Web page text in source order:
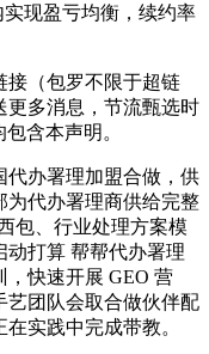
现盈亏均衡，续约率
（包罗不限于超链
更多消息，节流甄选时
含本声明。
办署理加盟合做，供
为代办署理商供给完整
包、行业处理方案模
动打算 帮帮代办署理
快速开展 GEO 营
艺团队会取合做伙伴配
实践中完成带教。